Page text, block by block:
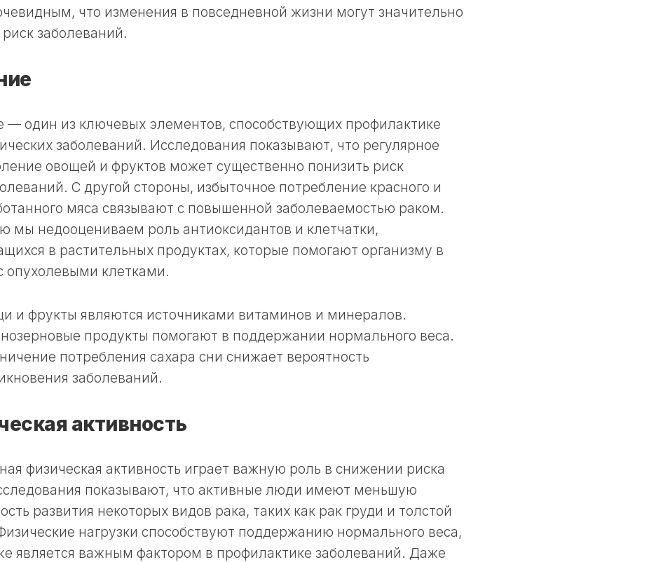
что изменения в повседневной жизни могут значительно
риск заболеваний.
— один из ключевых элементов, способствующих профилактике
заболеваний. Исследования показывают, что регулярное
овощей и фруктов может существенно понизить риск
С другой стороны, избыточное потребление красного и
мяса связывают с повышенной заболеваемостью раком.
мы недооцениваем роль антиоксидантов и клетчатки,
в растительных продуктах, которые помогают организму в
опухолевыми клетками.
и фрукты являются источниками витаминов и минералов.
продукты помогают в поддержании нормального веса.
потребления сахара сни снижает вероятность
заболеваний.
активность
физическая активность играет важную роль в снижении риска
показывают, что активные люди имеют меньшую
развития некоторых видов рака, таких как рак груди и толстой
нагрузки способствуют поддержанию нормального веса,
является важным фактором в профилактике заболеваний. Даже